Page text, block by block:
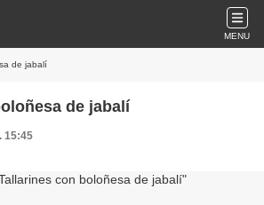
MENU
de jabalí
de jabalí
15:45